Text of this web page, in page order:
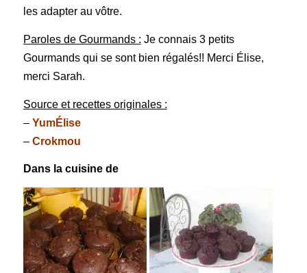
les adapter au vôtre.
Paroles de Gourmands : Je connais 3 petits
Gourmands qui se sont bien régalés!! Merci Élise,
merci Sarah.
Source et recettes originales :
– YumÉlise
– Crokmou
Dans la cuisine de